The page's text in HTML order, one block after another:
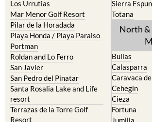
Los Urrutias
Mar Menor Golf Resort
Pilar de la Horadada
Playa Honda / Playa Paraiso
Portman
Roldan and Lo Ferro
San Javier
San Pedro del Pinatar
Santa Rosalia Lake and Life
resort
Terrazas de la Torre Golf
Resort
Sierra
Totana
North
Bullas
Calasparra
Caravaca
Cehegin
Cieza
Fortuna
Jumilla